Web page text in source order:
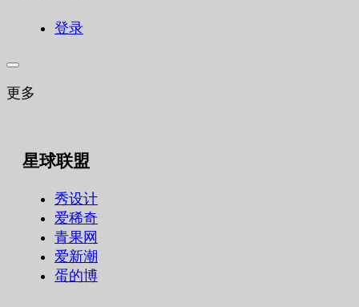
登录
更多
星球联盟
秀设计
爱稀奇
青果网
爱新潮
蛋的博